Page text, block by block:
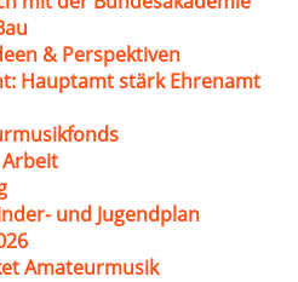
& Perspektiven
Hauptamt stärk Ehrenamt
und Jugendplan
Amateurmusik